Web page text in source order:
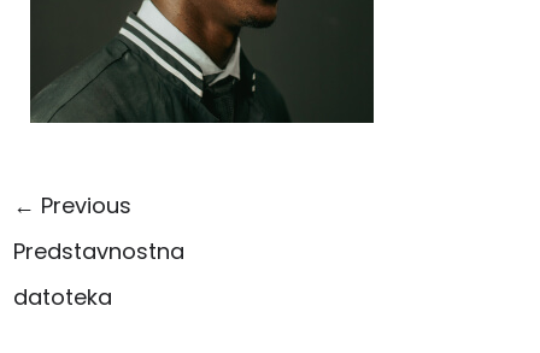
← Previous
Predstavnostna
datoteka